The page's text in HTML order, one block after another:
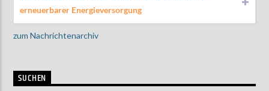
erneuerbarer Energieversorgung
zum Nachrichtenarchiv
SUCHEN